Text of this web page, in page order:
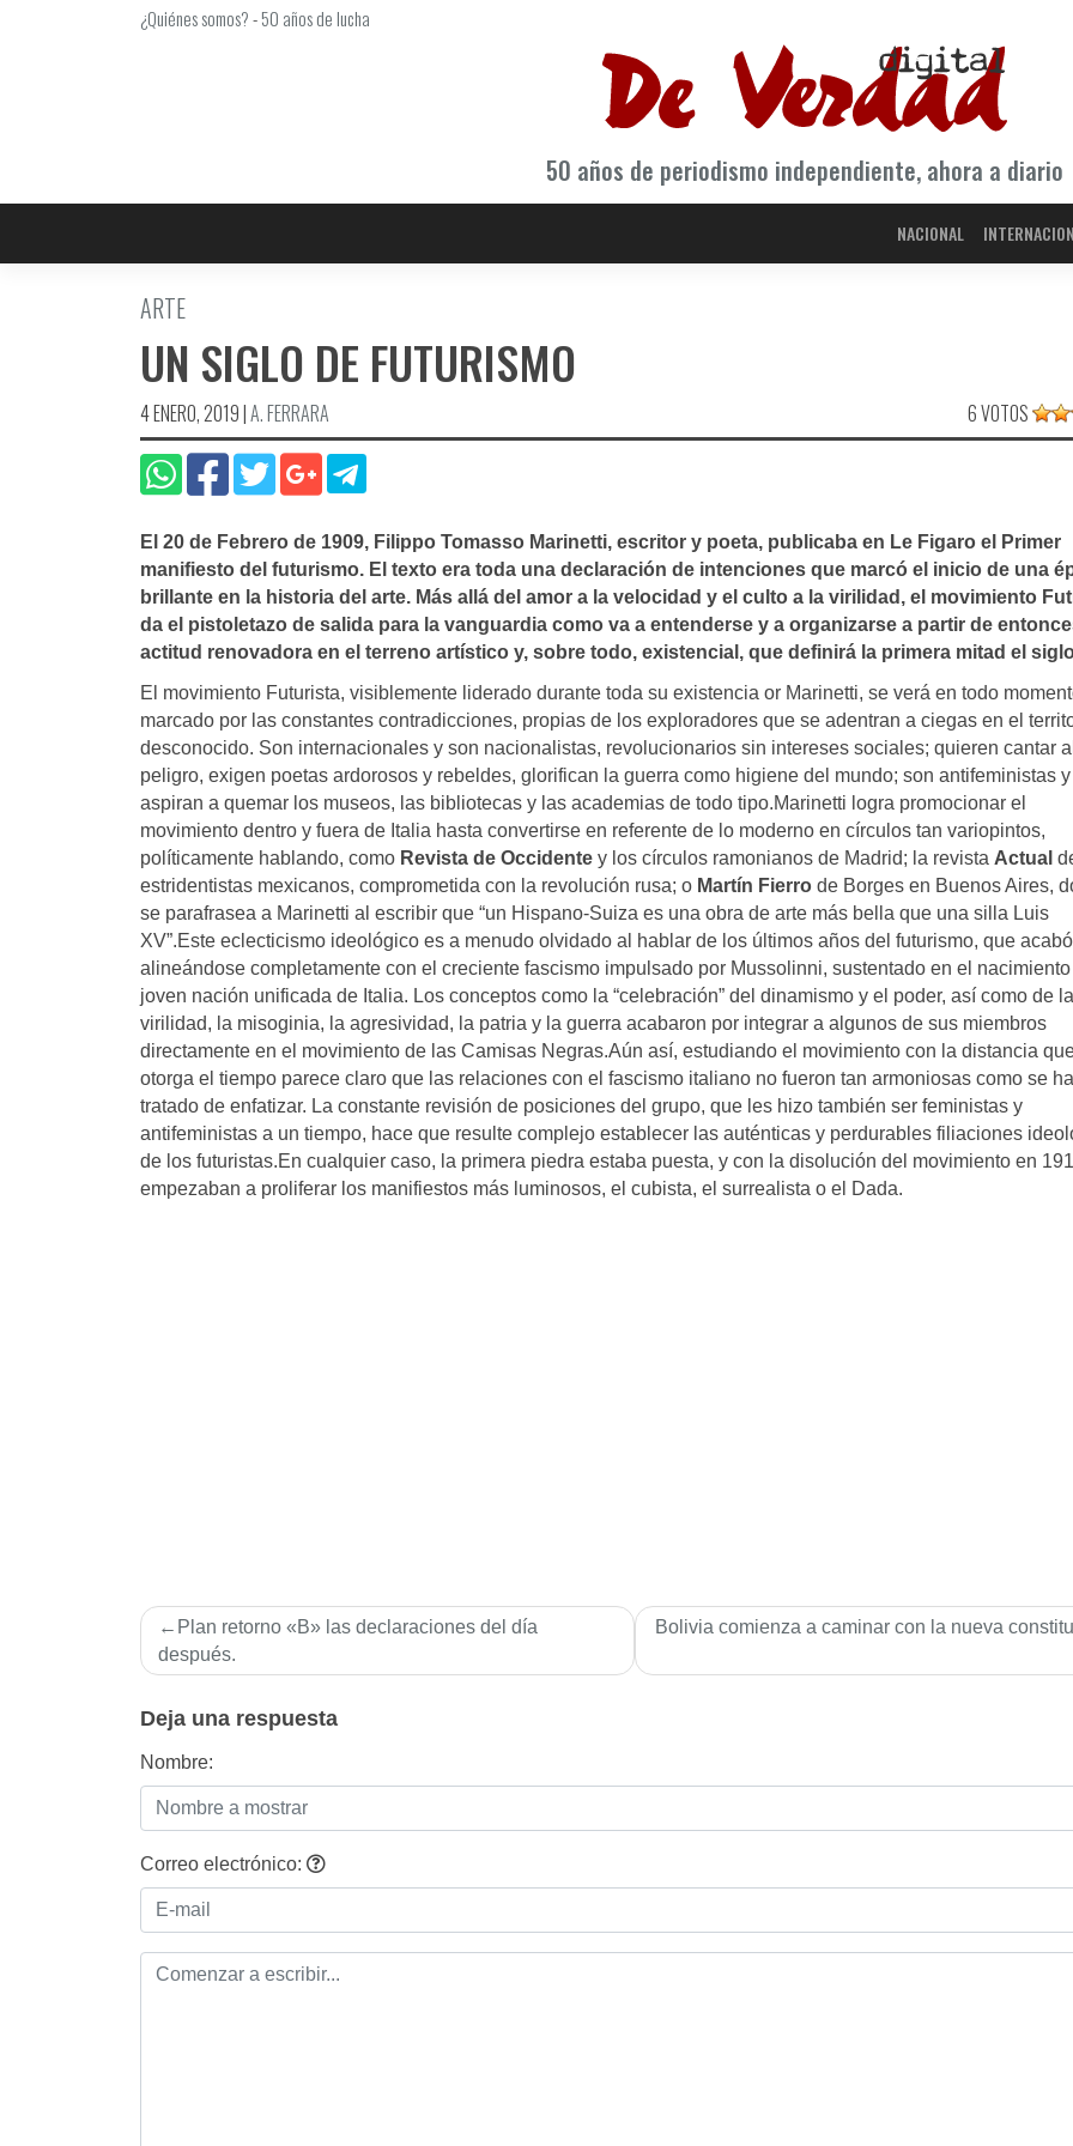
¿Quiénes somos?-50 años de lucha
50 años de periodismo independiente, ahora a diario
NACIONAL
ARTE
UN SIGLO DE FUTURISMO
4 ENERO, 2019|A. FERRARA 6 VOTOS
El 20 de Febrero de 1909, Filippo Tomasso Marinetti, escritor y poeta, publicaba en Le Figaro el Primer
manifiesto del futurismo. El texto era toda una declaración de intenciones que marcó el inicio de una
brillante en la historia del arte. Más allá del amor a la velocidad y el culto a la virilidad, el movimiento
da el pistoletazo de salida para la vanguardia como va a entenderse y a organizarse a partir de
actitud renovadora en el terreno artí­stico y, sobre todo, existencial, que definirá la primera mitad el
El movimiento Futurista, visiblemente liderado durante toda su existencia or Marinetti, se verá en todo
marcado por las constantes contradicciones, propias de los exploradores que se adentran a ciegas en el
desconocido. Son internacionales y son nacionalistas, revolucionarios sin intereses sociales; quieren cantar al
peligro, exigen poetas ardorosos y rebeldes, glorifican la guerra como higiene del mundo; son antifeministas y
aspiran a quemar los museos, las bibliotecas y las academias de todo tipo.Marinetti logra promocionar el
movimiento dentro y fuera de Italia hasta convertirse en referente de lo moderno en círculos tan variopintos,
políticamente hablando, como Revista de Occidente y los círculos ramonianos de Madrid; la revista Actual
estridentistas mexicanos, comprometida con la revolución rusa; o Martín Fierro de Borges en Buenos Aires,
se parafrasea a Marinetti al escribir que “un Hispano-Suiza es una obra de arte más bella que una silla Luis
XV”.Este eclecticismo ideológico es a menudo olvidado al hablar de los últimos años del futurismo, que acabó
alineándose completamente con el creciente fascismo impulsado por Mussolinni, sustentado en el
joven nación unificada de Italia. Los conceptos como la “celebración” del dinamismo y el poder, así como de la
virilidad, la misoginia, la agresividad, la patria y la guerra acabaron por integrar a algunos de sus miembros
directamente en el movimiento de las Camisas Negras.Aún así, estudiando el movimiento con la distancia
otorga el tiempo parece claro que las relaciones con el fascismo italiano no fueron tan armoniosas como se ha
tratado de enfatizar. La constante revisión de posiciones del grupo, que les hizo también ser feministas y
antifeministas a un tiempo, hace que resulte complejo establecer las auténticas y perdurables filiaciones
de los futuristas.En cualquier caso, la primera piedra estaba puesta, y con la disolución del movimiento en
empezaban a proliferar los manifiestos más luminosos, el cubista, el surrealista o el Dada.
Navegación
de
Plan retorno «B» las declaraciones del dí­a
después.
Bolivia comienza a caminar con la nueva
Deja una respuesta
Nombre:
Correo electrónico: